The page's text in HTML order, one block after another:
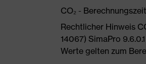
CO₂ -
Rechtlicher Hinweis
14067) SimaPro
Werte gelten zum